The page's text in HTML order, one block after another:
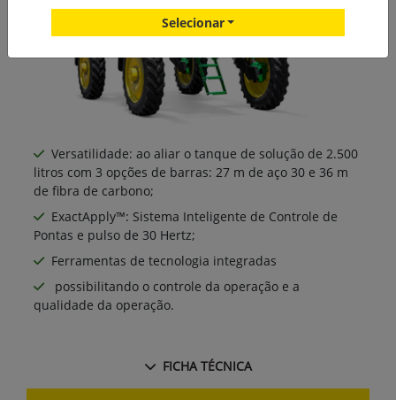
Versatilidade: ao aliar o tanque de solução de 2.500
litros com 3 opções de barras: 27 m de aço 30 e 36 m
de fibra de carbono;
ExactApply™: Sistema Inteligente de Controle de
Pontas e pulso de 30 Hertz;
Ferramentas de tecnologia integradas
possibilitando o controle da operação e a
qualidade da operação.
FICHA TÉCNICA
Selecionar